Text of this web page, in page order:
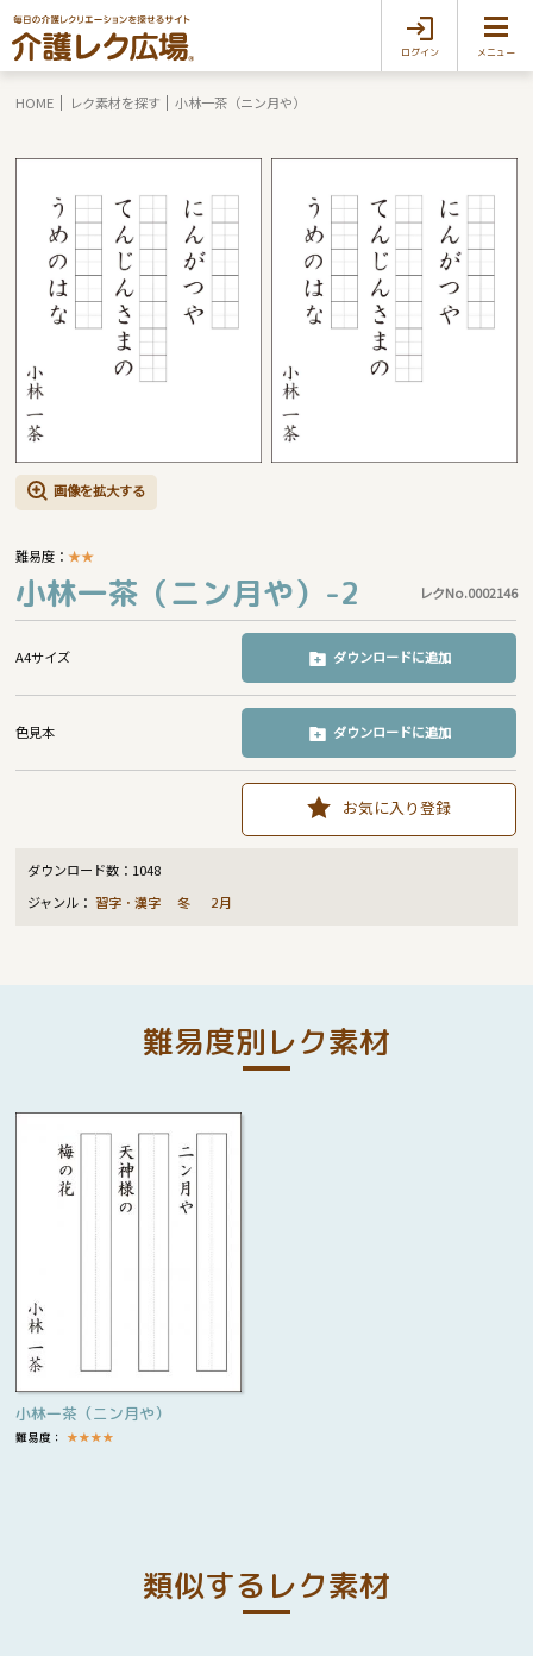
ログイン メニュー
HOME レク素材を探す 小林一茶（ニン月や）
画像を拡大する
難易度：★★
小林一茶（ニン月や）-2 レクNo.0002146
A4サイズ ダウンロードに追加
色見本 ダウンロードに追加
お気に入り登録
ダウンロード数： 1048
ジャンル：習字・漢字 冬 2月
難易度別レク素材
小林一茶（ニン月や）
難易度： ★★★★
類似するレク素材